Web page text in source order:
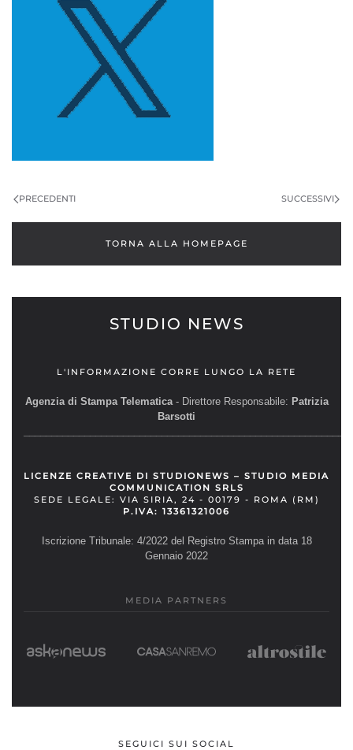
PRECEDENTI SUCCESSIVI
TORNA ALLA HOMEPAGE
STUDIO NEWS
L'INFORMAZIONE CORRE LUNGO LA RETE
Agenzia di Stampa Telematica- Direttore Responsabile: Patrizia
Barsotti
LICENZE CREATIVE DI STUDIONEWS – STUDIO MEDIA
COMMUNICATION SRLS
SEDE LEGALE: VIA SIRIA, 24 - 00179 - ROMA (RM)
P.IVA: 13361321006
Iscrizione Tribunale: 4/2022 del Registro Stampa in data 18
Gennaio 2022
MEDIA PARTNERS
SEGUICI SUI SOCIAL